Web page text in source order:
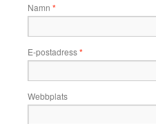
Namn *
E-postadress*
Webbplats